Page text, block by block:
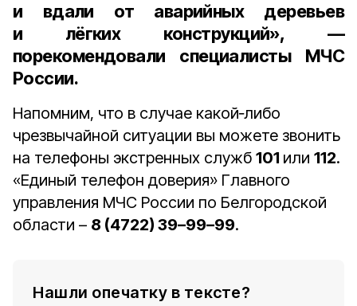
и вдали от аварийных деревьев
и лёгких конструкций», —
порекомендовали специалисты МЧС
России.
Напомним, что в случае какой‑либо
чрезвычайной ситуации вы можете звонить
на телефоны экстренных служб 101 или 112.
«Единый телефон доверия» Главного
управления МЧС России по Белгородской
области – 8 (4722) 39–99–99.
Нашли опечатку в тексте?